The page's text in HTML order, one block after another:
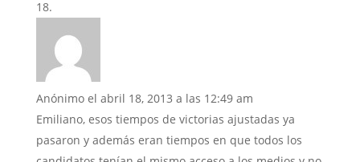
Anónimo el abril 18, 2013 a las 12:49 am
Emiliano, esos tiempos de victorias ajustadas ya
pasaron y además eran tiempos en que todos los